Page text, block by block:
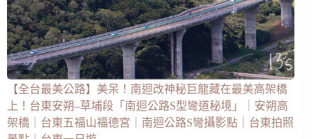
【全台最美公路】美呆！南迴改神秘巨龍藏在最美高架橋
上！台東安朔–草埔段「南迴公路S型彎道秘境」｜安朔高
架橋｜台東五福山福德宮｜南迴公路S彎攝影點｜台東拍照